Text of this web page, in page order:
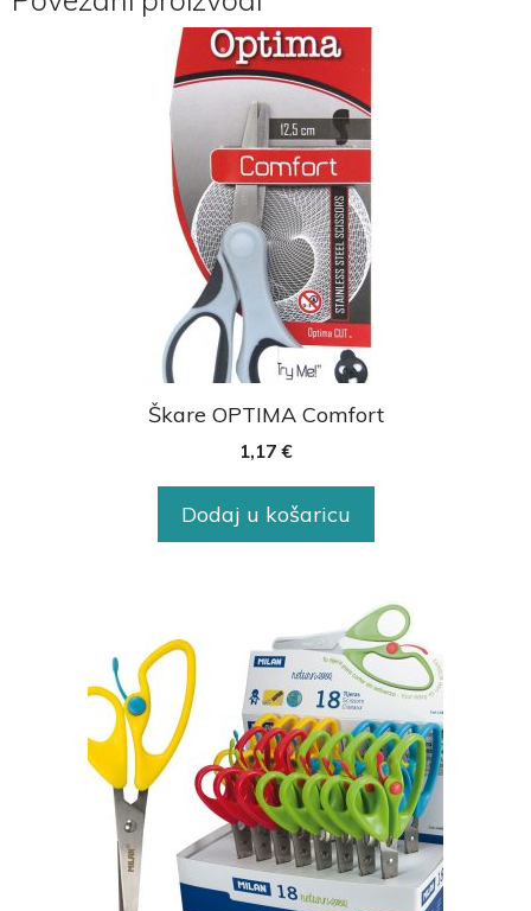
Škare OPTIMA Comfort
1,17 €
Dodaj u košaricu